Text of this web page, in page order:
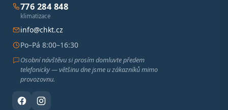
776 284 848
klimatizace
info@chkt.cz
Po–Pá 8:00–16:30
Osobní návštěvu si prosím domluvte předem
telefonicky — většinu dne jsme u zákazníků mimo
provozovnu.